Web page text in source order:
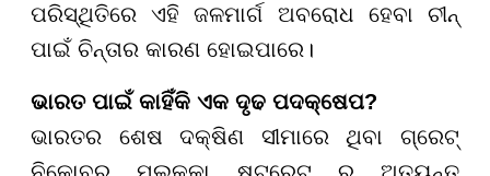
ପରିସ୍ଥିତିରେ ଏହି ଜଳମାର୍ଗ ଅବରୋଧ ହେବା ଚୀନ୍
ପାଇଁ ଚିନ୍ତାର କାରଣ ହୋଇପାରେ।
ଭାରତ ପାଇଁ କାହିଁକି ଏକ ଦୃଢ ପଦକ୍ଷେପ?
ଭାରତର ଶେଷ ଦକ୍ଷିଣ ସୀମାରେ ଥିବା ଗ୍ରେଟ୍
ନିକୋବର ମଲକ୍କା ଷ୍ଟ୍ରେଟ୍ ର ଅତ୍ୟନ୍ତ